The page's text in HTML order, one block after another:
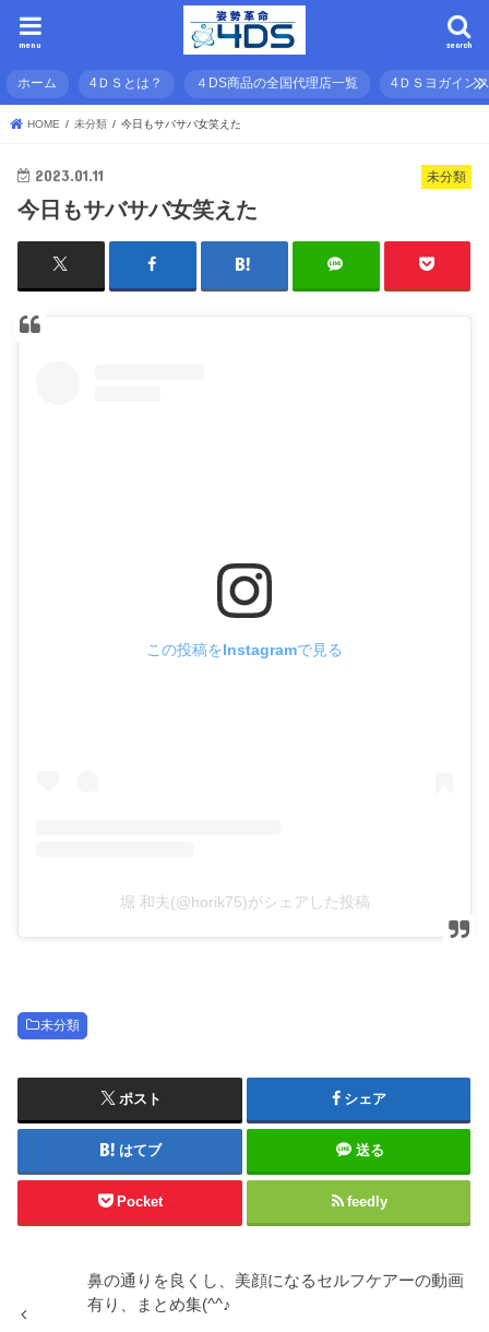
search
menu
ホーム 4ＤＳとは？ ４DS商品の全国代理店一覧 4ＤＳヨガイン
HOME 未分類 今日もサバサバ女笑えた
未分類
2023.01.11
今日もサバサバ女笑えた
この投稿をInstagramで見る
堀 和夫(@horik75)がシェアした投稿
未分類
ポスト シェア
はてブ 送る
Pocket feedly
鼻の通りを良くし、美顔になるセルフケアーの動画
有り、まとめ集(^^♪